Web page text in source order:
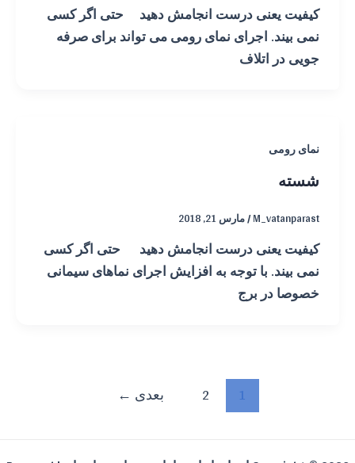
کیفیت یعنی درست انجامش دهید حتی اگر کسی
نمی بیند. اجرای نمای رومی می تواند برای صرفه
جویی در اتلاف
نمای رومی
شسته
M_vatanparast
/مارس 21, 2018
کیفیت یعنی درست انجامش دهید حتی اگر کسی
نمی بیند. با توجه به افزایش اجرای نماهای سیمانی
خصوصا در برج
1
2 بعدی ←